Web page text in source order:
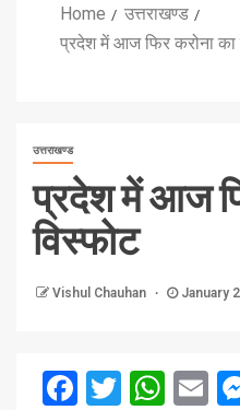
Home
उत्तराखण्ड
प्रदेश में आज फिर करोना का
उत्तराखण्ड
प्रदेश में आज
विस्फोट
Vishul Chauhan January
Facebook
Twitter